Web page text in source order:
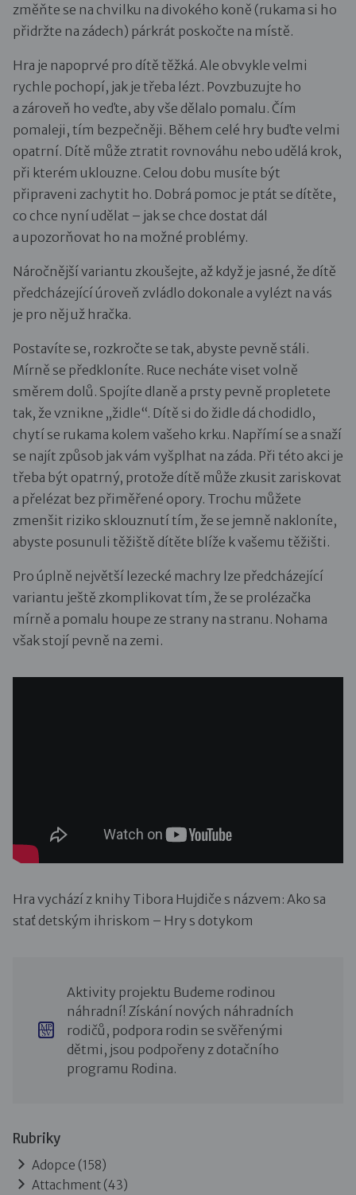
změňte se na chvilku na divokého koně (rukama si ho
přidržte na zádech) párkrát poskočte na místě.
Hra je napoprvé pro dítě těžká. Ale obvykle velmi
rychle pochopí, jak je třeba lézt. Povzbuzujte ho
a zároveň ho veďte, aby vše dělalo pomalu. Čím
pomaleji, tím bezpečněji. Během celé hry buďte velmi
opatrní. Dítě může ztratit rovnováhu nebo udělá krok,
při kterém uklouzne. Celou dobu musíte být
připraveni zachytit ho. Dobrá pomoc je ptát se dítěte,
co chce nyní udělat – jak se chce dostat dál
a upozorňovat ho na možné problémy.
Náročnější variantu zkoušejte, až když je jasné, že dítě
předcházející úroveň zvládlo dokonale a vylézt na vás
je pro něj už hračka.
Postavíte se, rozkročte se tak, abyste pevně stáli.
Mírně se předkloníte. Ruce necháte viset volně
směrem dolů. Spojíte dlaně a prsty pevně propletete
tak, že vznikne „židle“. Dítě si do židle dá chodidlo,
chytí se rukama kolem vašeho krku. Napřímí se a snaží
se najít způsob jak vám vyšplhat na záda. Při této akci je
třeba být opatrný, protože dítě může zkusit zariskovat
a přelézat bez přiměřené opory. Trochu můžete
zmenšit riziko sklouznutí tím, že se jemně nakloníte,
abyste posunuli těžiště dítěte blíže k vašemu těžišti.
Pro úplně největší lezecké machry lze předcházející
variantu ještě zkomplikovat tím, že se prolézačka
mírně a pomalu houpe ze strany na stranu. Nohama
však stojí pevně na zemi.
Hra vychází z knihy Tibora Hujdiče s názvem: Ako sa
stať detským ihriskom – Hry s dotykom
Aktivity projektu Budeme rodinou
náhradní! Získání nových náhradních
rodičů, podpora rodin se svěřenými
dětmi, jsou podpořeny z dotačního
programu Rodina.
Rubriky
Adopce (158)
Attachment (43)